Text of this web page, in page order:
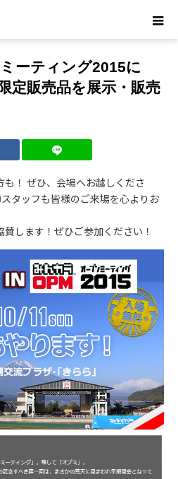
オープンミーティング2015にPAPAGOが
ます！
ーティング2015に
定販売品を展示・販売
！ ぜひ、会場へお越しくださ
タッフも皆様のご来場を心よりお
します！ぜひご参加ください！